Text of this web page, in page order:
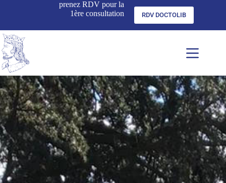
prenez RDV pour la
1ère consultation
RDV DOCTOLIB